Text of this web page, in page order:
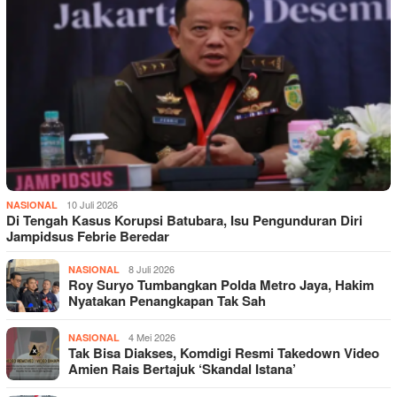
NASIONAL 10 Juli 2026
Di Tengah Kasus Korupsi Batubara, Isu Pengunduran Diri
Jampidsus Febrie Beredar
NASIONAL 8 Juli 2026
Roy Suryo Tumbangkan Polda Metro Jaya, Hakim
Nyatakan Penangkapan Tak Sah
NASIONAL 4 Mei 2026
Tak Bisa Diakses, Komdigi Resmi Takedown Video
Amien Rais Bertajuk ‘Skandal Istana’